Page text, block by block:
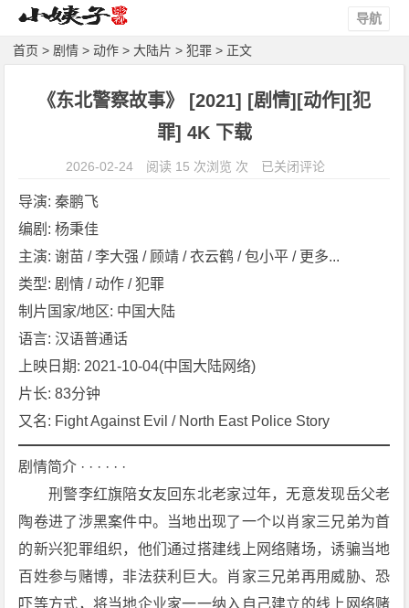
导航
首页 > 剧情 >动作 >大陆片 >犯罪 > 正文
《东北警察故事》 [2021] [剧情][动作][犯
罪] 4K 下载
2026-02-24 阅读 15 次浏览 次
《东
故
情]
[犯
4
K
下
载
已关闭评论
导演: 秦鹏飞
编剧: 杨秉佳
主演: 谢苗 / 李大强 / 顾靖 / 衣云鹤 / 包小平 / 更多...
类型: 剧情 / 动作 / 犯罪
制片国家/地区: 中国大陆
语言: 汉语普通话
上映日期: 2021-10-04(中国大陆网络)
片长: 83分钟
又名: Fight Against Evil / North East Police Story
剧情简介 · · · · · ·
刑警李红旗陪女友回东北老家过年，无意发现岳父老
陶卷进了涉黑案件中。当地出现了一个以肖家三兄弟为首
的新兴犯罪组织，他们通过搭建线上网络赌场，诱骗当地
百姓参与赌博，非法获利巨大。肖家三兄弟再用威胁、恐
吓等方式，将当地企业家一一纳入自己建立的线上网络赌